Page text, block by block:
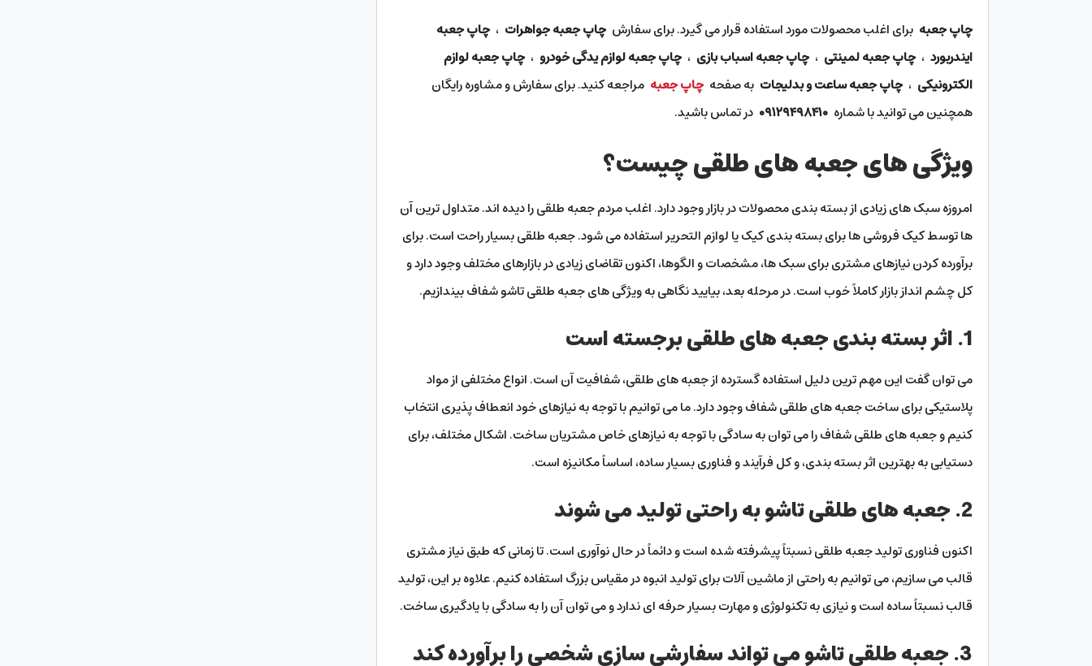
چاپ جعبه برای اغلب محصولات مورد استفاده قرار می گیرد. برای سفارشچاپ جعبه جواهرات ،چاپ جعبه
ایندربورد ،چاپ جعبه لمینتی ،چاپ جعبه اسباب بازی ،چاپ جعبه لوازم یدگی خودرو ،چاپ جعبه لوازم
الکترونیکی ،چاپ جعبه ساعت و بدلیجات به صفحهچاپ جعبه مراجعه کنید. برای سفارش و مشاوره رایگان
همچنین می توانید با شماره ۰۹۱۲۹۴۹۸۴۱۰ در تماس باشید.
ویژگی های جعبه های طلقی چیست؟
امروزه سبک های زیادی از بسته بندی محصولات در بازار وجود دارد. اغلب مردم جعبه طلقی را دیده اند. متداول ترین آن
ها توسط کیک فروشی ها برای بسته بندی کیک یا لوازم التحریر استفاده می شود. جعبه طلقی بسیار راحت است. برای
برآورده کردن نیازهای مشتری برای سبک ها، مشخصات و الگوها، اکنون تقاضای زیادی در بازارهای مختلف وجود دارد و
کل چشم انداز بازار کاملاً خوب است. در مرحله بعد، بیایید نگاهی به ویژگی های جعبه طلقی تاشو شفاف بیندازیم.
1. اثر بسته بندی جعبه های طلقی برجسته است
می توان گفت این مهم ترین دلیل استفاده گسترده از جعبه های طلقی، شفافیت آن است. انواع مختلفی از مواد
پلاستیکی برای ساخت جعبه های طلقی شفاف وجود دارد. ما می توانیم با توجه به نیازهای خود انعطاف پذیری انتخاب
کنیم و جعبه های طلقی شفاف را می توان به سادگی با توجه به نیازهای خاص مشتریان ساخت. اشکال مختلف، برای
دستیابی به بهترین اثر بسته بندی، و کل فرآیند و فناوری بسیار ساده، اساساً مکانیزه است.
2. جعبه های طلقی تاشو به راحتی تولید می شوند
اکنون فناوری تولید جعبه طلقی نسبتاً پیشرفته شده است و دائماً در حال نوآوری است. تا زمانی که طبق نیاز مشتری
قالب می سازیم، می توانیم به راحتی از ماشین آلات برای تولید انبوه در مقیاس بزرگ استفاده کنیم. علاوه بر این، تولید
قالب نسبتاً ساده است و نیازی به تکنولوژی و مهارت بسیار حرفه ای ندارد و می توان آن را به سادگی با یادگیری ساخت.
3. جعبه طلقی تاشو می تواند سفارشی سازی شخصی را برآورده کند